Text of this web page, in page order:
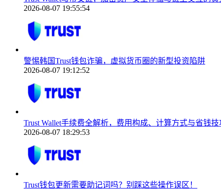
2026-08-07 19:55:54
警惕韩国Trust钱包诈骗，虚拟货币圈的新型投资陷阱
2026-08-07 19:12:52
Trust Wallet手续费全解析，费用构成、计算方式与省钱技
2026-08-07 18:29:53
Trust钱包更新需要助记词吗？别踩这些操作误区！